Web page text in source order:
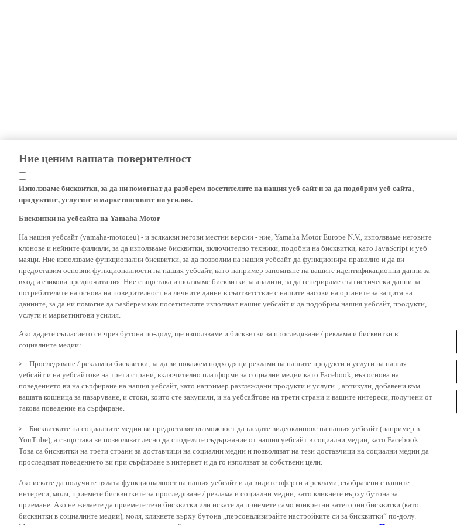
Ние ценим вашата поверителност
Използваме бисквитки, за да ни помогнат да разберем посетителите на нашия уеб сайт и за да подобрим уеб сайта,
продуктите, услугите и маркетинговите ни усилия.
Бисквитки на уебсайта на Yamaha Motor
На нашия уебсайт (yamaha-motor.eu) - и всякакви негови местни версии - ние, Yamaha Motor Europe N.V., използваме неговите
клонове и нейните филиали, за да използваме бисквитки, включително техники, подобни на бисквитки, като JavaScript и уеб
маяци. Ние използваме функционални бисквитки, за да позволим на нашия уебсайт да функционира правилно и да ви
предоставим основни функционалности на нашия уебсайт, като например запомняне на вашите идентификационни данни за
вход и езикови предпочитания. Ние също така използваме бисквитки за анализи, за да генерираме статистически данни за
потребителите на основа на поверителност на личните данни в съответствие с нашите насоки на органите за защита на
данните, за да ни помогне да разберем как посетителите използват нашия уебсайт и да подобрим нашия уебсайт, продукти,
услуги и маркетингови усилия.
Ако дадете съгласието си чрез бутона по-долу, ще използваме и бисквитки за проследяване / реклама и бисквитки в
социалните медии:
Проследяване / рекламни бисквитки, за да ви покажем подходящи реклами на нашите продукти и услуги на нашия
уебсайт и на уебсайтове на трети страни, включително платформи за социални медии като Facebook, въз основа на
поведението ви на сърфиране на нашия уебсайт, като например разглеждани продукти и услуги. , артикули, добавени към
вашата кошница за пазаруване, и стоки, които сте закупили, и на уебсайтове на трети страни и вашите интереси, получени от
такова поведение на сърфиране.
Бисквитките на социалните медии ви предоставят възможност да гледате видеоклипове на нашия уебсайт (например в
YouTube), а също така ви позволяват лесно да споделяте съдържание от нашия уебсайт в социални медии, като Facebook.
Това са бисквитки на трети страни за доставчици на социални медии и позволяват на тези доставчици на социални медии да
проследяват поведението ви при сърфиране в интернет и да го използват за собствени цели.
Ако искате да получите цялата функционалност на нашия уебсайт и да видите оферти и реклами, съобразени с вашите
интереси, моля, приемете бисквитките за проследяване / реклама и социални медии, като кликнете върху бутона за
приемане. Ако не желаете да приемете тези бисквитки или искате да приемете само конкретни категории бисквитки (като
бисквитки в социалните медии), моля, кликнете върху бутона „персонализирайте настройките си за бисквитки“ по-долу.